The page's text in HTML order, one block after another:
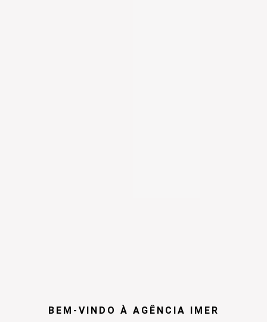
BEM-VINDO À AGÊNCIA IMER